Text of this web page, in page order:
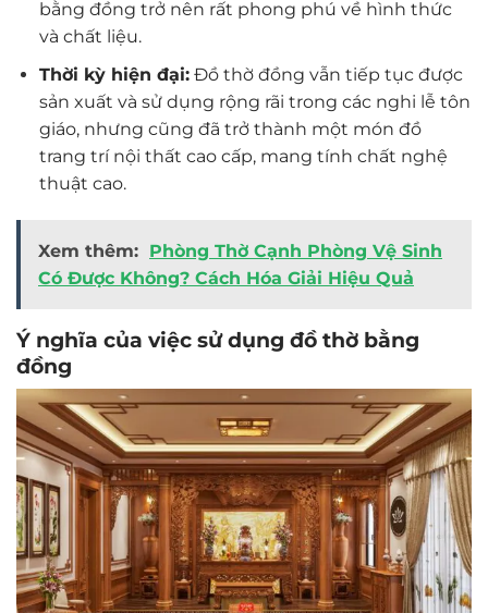
bằng đồng trở nên rất phong phú về hình thức
và chất liệu.
Thời kỳ hiện đại:Đồ thờ đồng vẫn tiếp tục được
sản xuất và sử dụng rộng rãi trong các nghi lễ tôn
giáo, nhưng cũng đã trở thành một món đồ
trang trí nội thất cao cấp, mang tính chất nghệ
thuật cao.
Xem thêm: Phòng Thờ Cạnh Phòng Vệ Sinh
Có Được Không? Cách Hóa Giải Hiệu Quả
Ý nghĩa của việc sử dụng đồ thờ bằng
đồng